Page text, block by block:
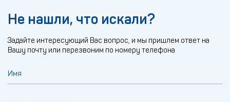
Не нашли, что искали?
Задайте интересующий Вас вопрос, и мы пришлем ответ на
Вашу почту или перезвоним по номеру телефона
Имя